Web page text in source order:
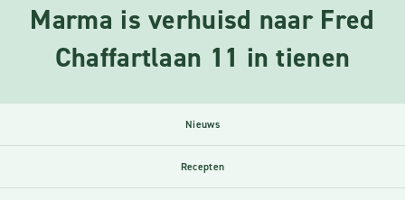
Marma is verhuisd naar Fred
Chaffartlaan 11 in tienen
Nieuws
Recepten